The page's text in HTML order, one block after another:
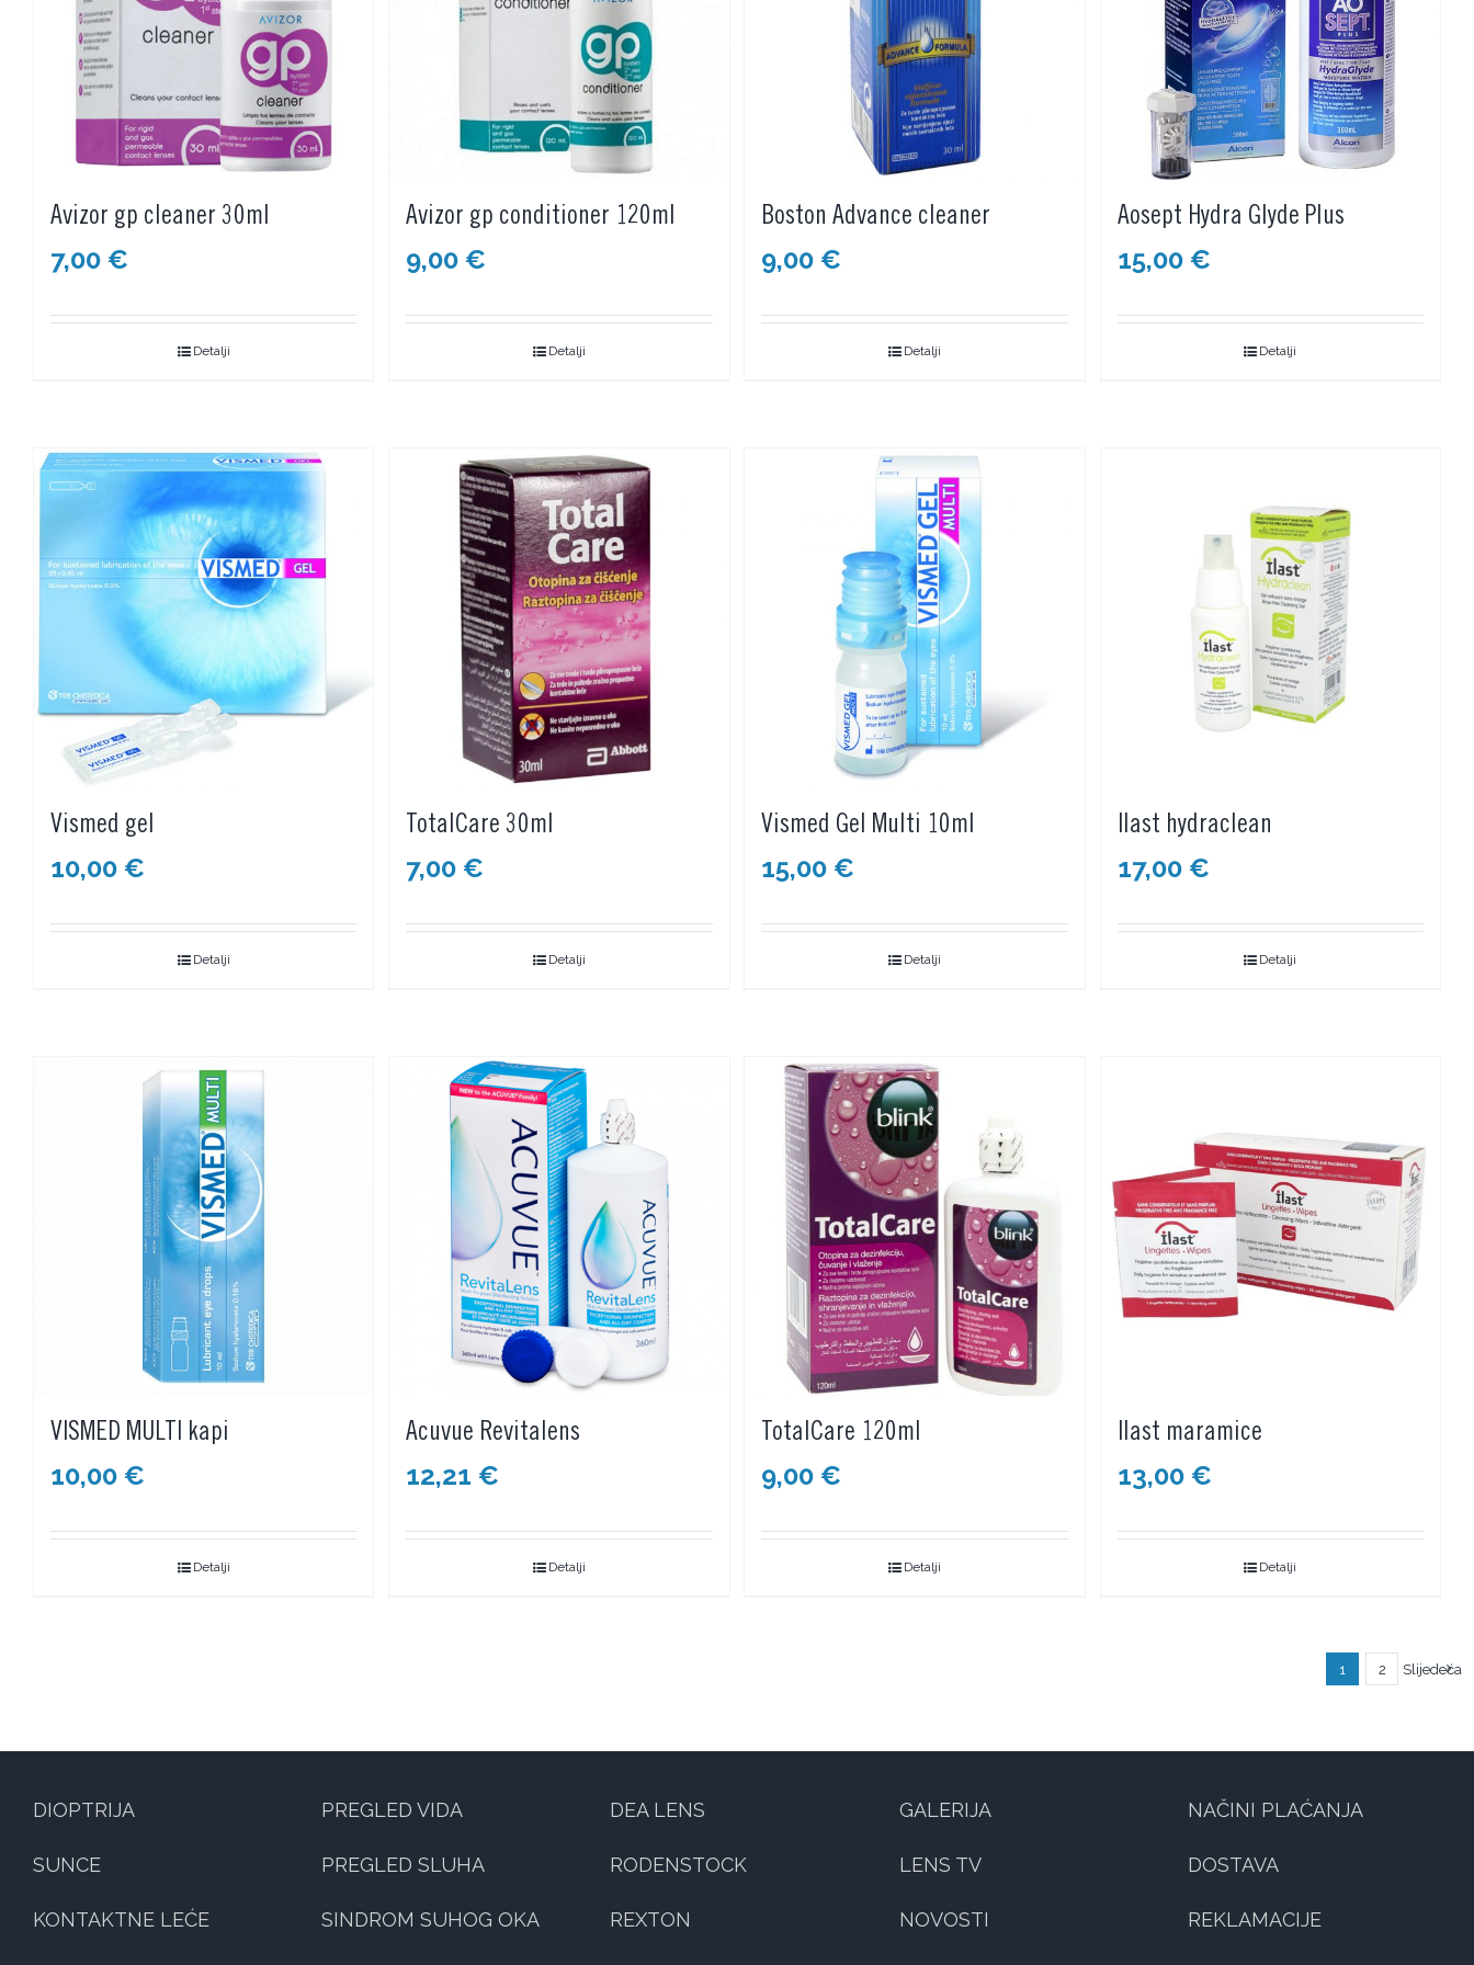
Avizor gp cleaner 30ml
7,00 €
Detalji
Avizor gp conditioner 120ml
9,00€
Detalji
Boston Advance cleaner
9,00€
Detalji
Aosept Hydra Glyde Plus
15,00 €
Detalji
Vismed gel
10,00 €
Detalji
TotalCare 30ml
7,00€
Detalji
Vismed Gel Multi 10ml
15,00€
Detalji
Ilast hydraclean
17,00 €
Detalji
VISMED MULTI kapi
10,00 €
Detalji
Acuvue Revitalens
12,21€
Detalji
TotalCare 120ml
9,00€
Detalji
Ilast maramice
13,00 €
Detalji
1 2 Slijedeća
DIOPTRIJA
SUNCE
KONTAKTNE LEĆE
PREGLED VIDA
PREGLED SLUHA
SINDROM SUHOG OKA
DEA LENS
RODENSTOCK
REXTON
GALERIJA
LENS TV
NOVOSTI
NAČINI PLAĆANJA
DOSTAVA
REKLAMACIJE